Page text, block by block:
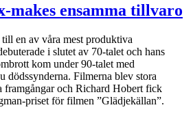
makes ensamma tillvaro
en av våra mest produktiva
i slutet av 70-talet och hans
kom under 90-talet med
dödssynderna. Filmerna blev stora
framgångar och Richard Hobert fick
priset för filmen ”Glädjekällan”.